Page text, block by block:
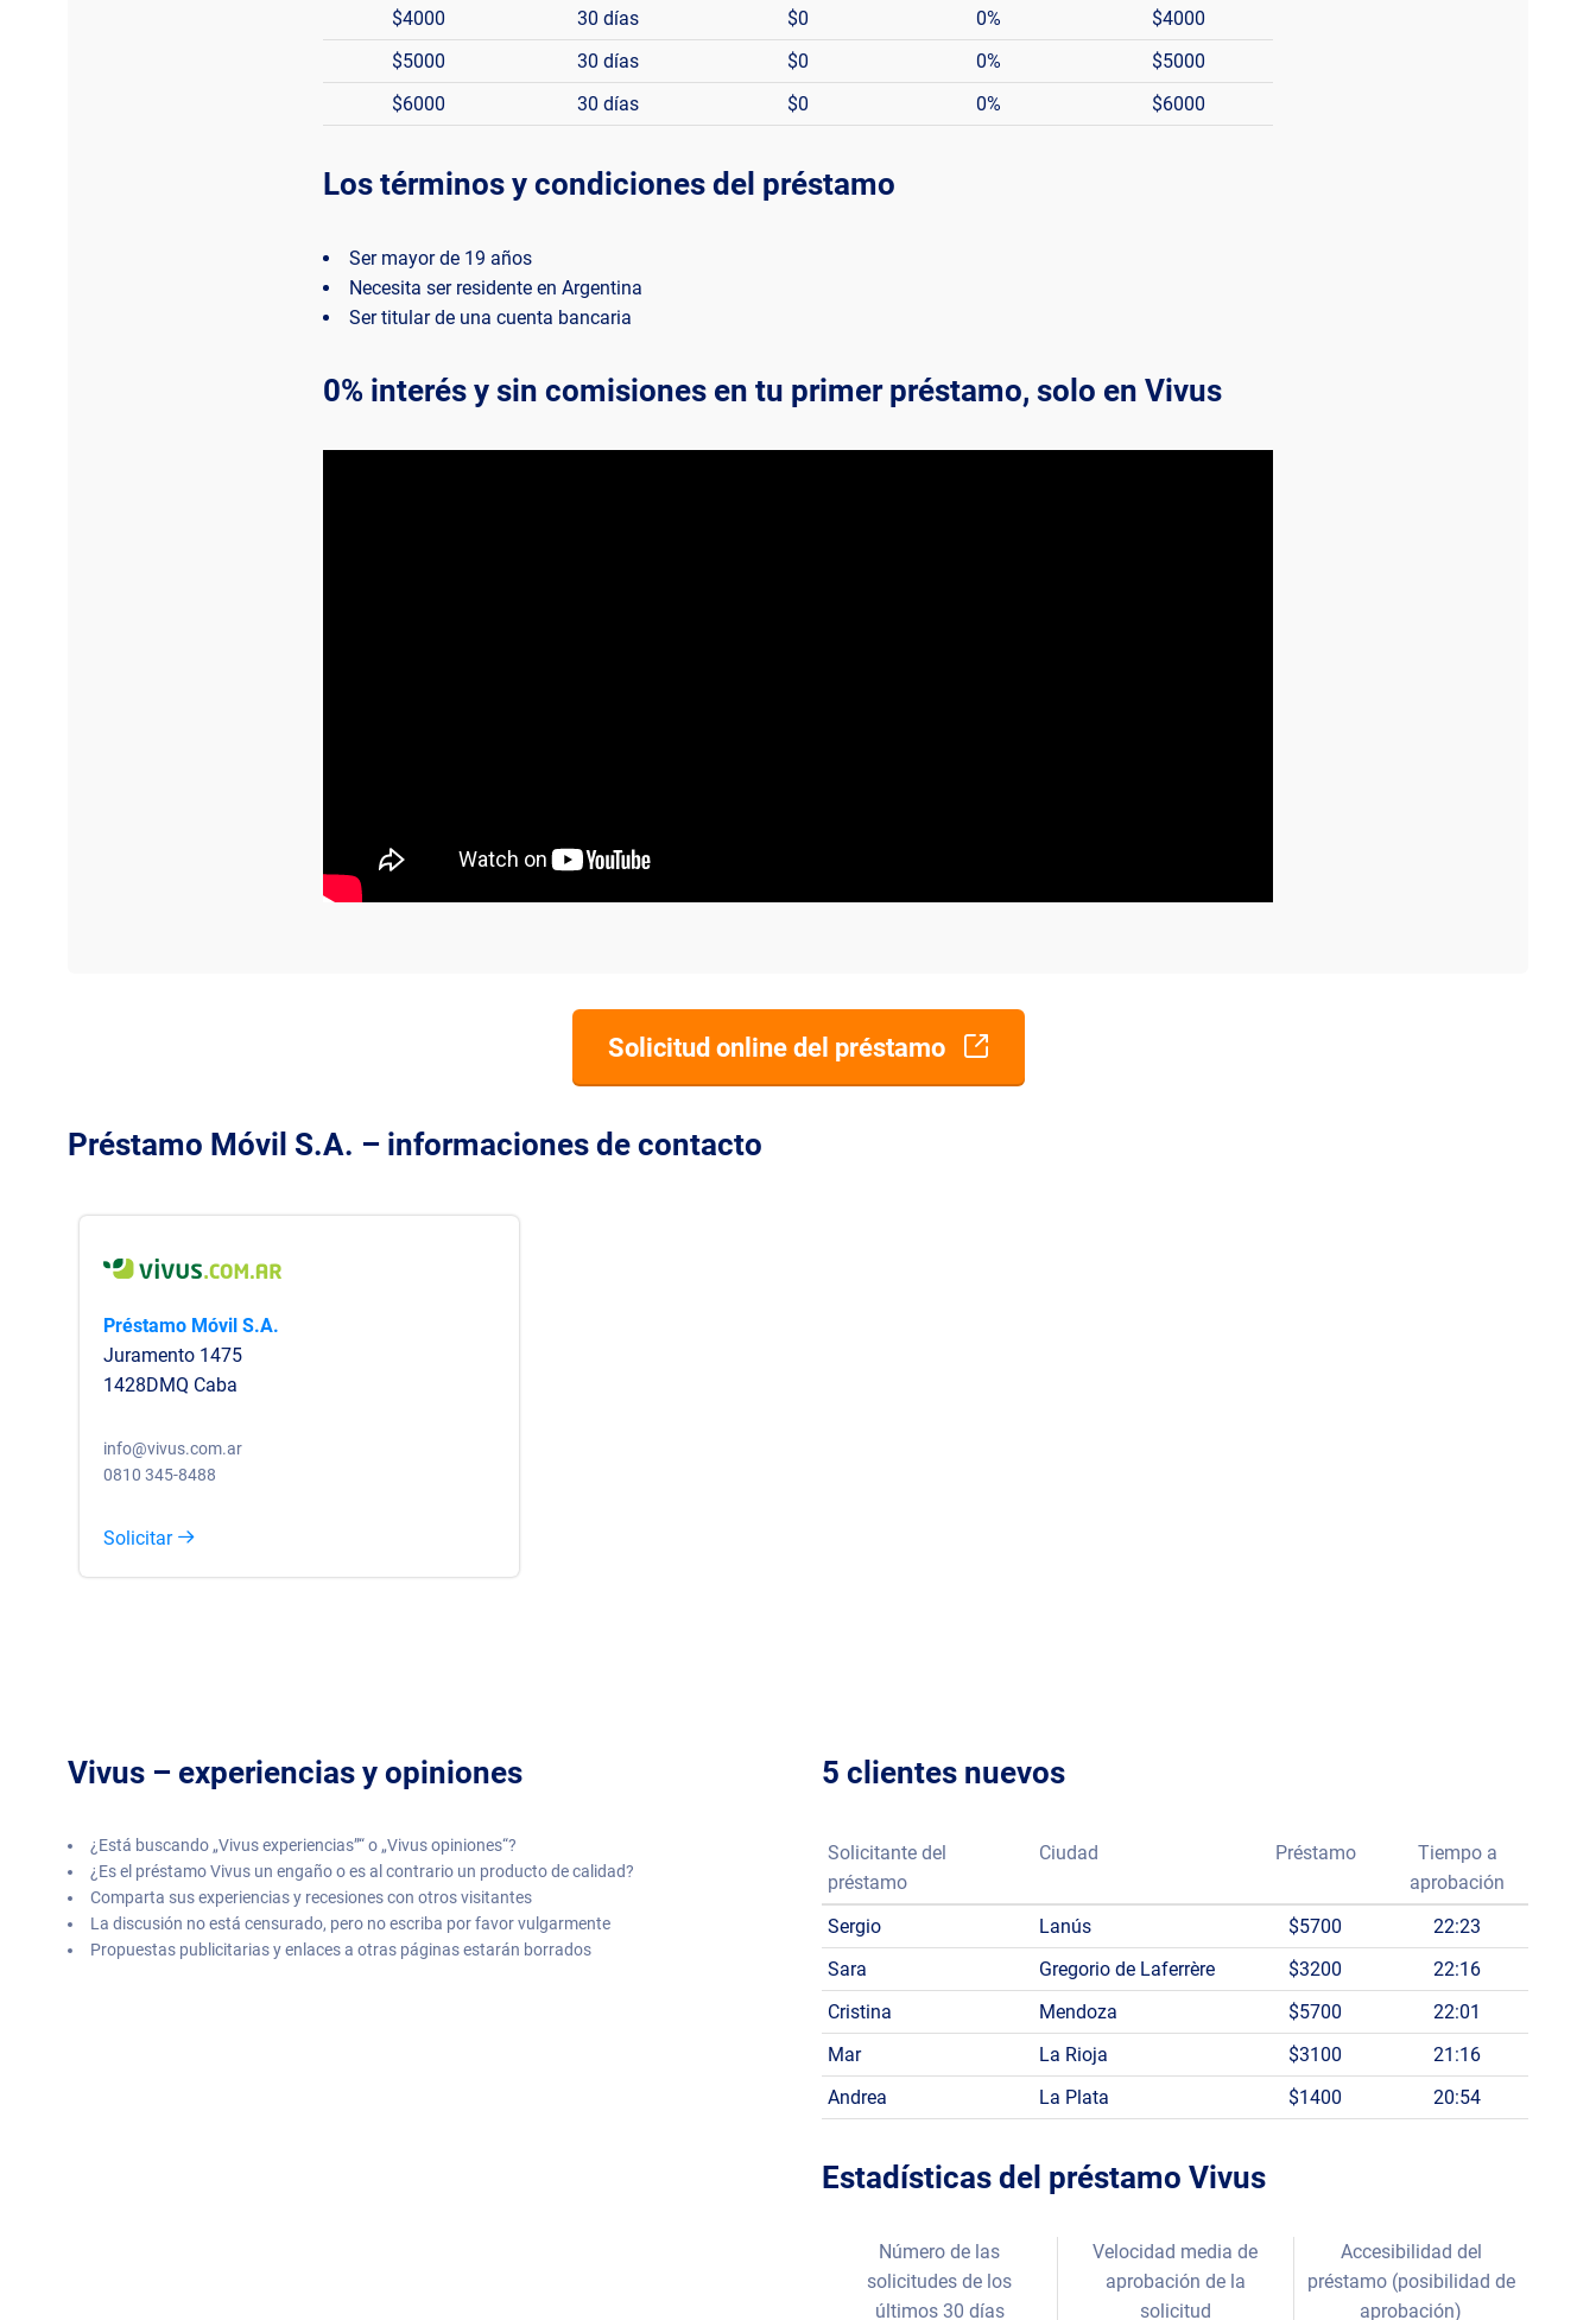
$4000
30 días $0 0%
$4000
$5000
30 días $0 0%
$5000
$6000
30 días $0 0% $6000
Los términos y condiciones del préstamo
Ser mayor de 19 años
Necesita ser residente en Argentina
Ser titular de una cuenta bancaria
0% interés y sin comisiones en tu primer préstamo, solo en Vivus
Solicitud online del préstamo
Préstamo Móvil S.A. – informaciones de contacto
Préstamo Móvil S.A.
Juramento 1475
1428DMQ Caba
info@vivus.com.ar
0810 345-8488
Solicitar
Vivus – experiencias y opiniones
¿Está buscando „Vivus experiencias”“ o „Vivus opiniones“?
¿Es el préstamo Vivus un engaño o es al contrario un producto de calidad?
Comparta sus experiencias y recesiones con otros visitantes
La discusión no está censurado, pero no escriba por favor vulgarmente
Propuestas publicitarias y enlaces a otras páginas estarán borrados
5 clientes nuevos
Solicitante del
préstamo
Ciudad Préstamo
Tiempo a
aprobación
Sergio
Lanús $5700
22:23
Sara
Gregorio de Laferrère $3200
22:16
Cristina
Mendoza $5700
22:01
Mar
La Rioja $3100
21:16
Andrea
La Plata $1400 20:54
Estadísticas del préstamo Vivus
Número de las
solicitudes de los
últimos 30 días
Velocidad media de
aprobación de la
solicitud
Accesibilidad del
préstamo (posibilidad de
aprobación)